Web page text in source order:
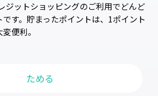
ジットショッピングのご利用でどんど
す。貯まったポイントは、1ポイント
便利。
ためる